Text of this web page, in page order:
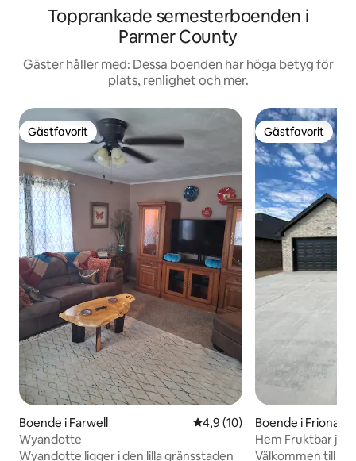
Topprankade semesterboenden i
Parmer County
Gäster håller med: Dessa boenden har höga betyg för
plats, renlighet och mer.
Gästfavorit
Gästfavorit
Boende i Farwell 4,9 av 5 i genomsnittligt
4,9 (10)
Wyandotte
Wyandotte ligger i den lilla gränsstaden
Gästfavorit
Gästfavorit
Boende i Friona
Hem Fruktbar jord
Välkommen till